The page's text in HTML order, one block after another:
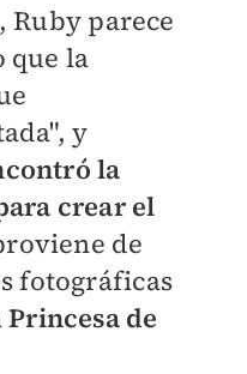
Ruby parece
que la
y
la
crear el
de
fotográficas
Princesa de